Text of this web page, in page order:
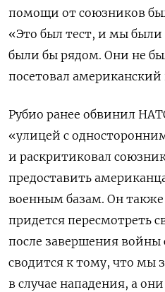
помощи от союзников
«Это был тест, и мы
были бы рядом. Они не
посетовал американский
Рубио ранее обвинил
«улицей с
и раскритиковал
предоставить
военным базам. Он
придется пересмотреть
после завершения
сводится к тому, что мы
в случае нападения, а